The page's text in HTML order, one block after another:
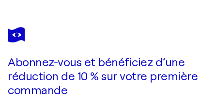
IVAN GROZDANOVSKI
Abonnez-vous et bénéficiez d’une
réduction de 10 % sur votre première
commande